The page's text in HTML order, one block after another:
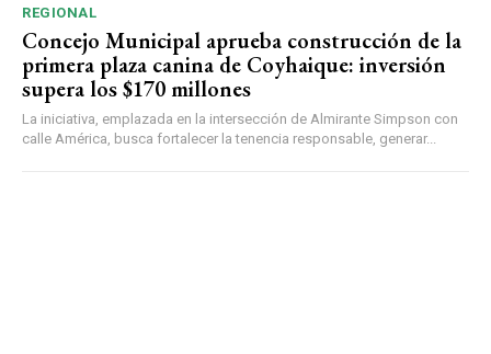
REGIONAL
Concejo Municipal aprueba construcción de la
primera plaza canina de Coyhaique: inversión
supera los $170 millones
La iniciativa, emplazada en la intersección de Almirante Simpson con
calle América, busca fortalecer la tenencia responsable, generar...